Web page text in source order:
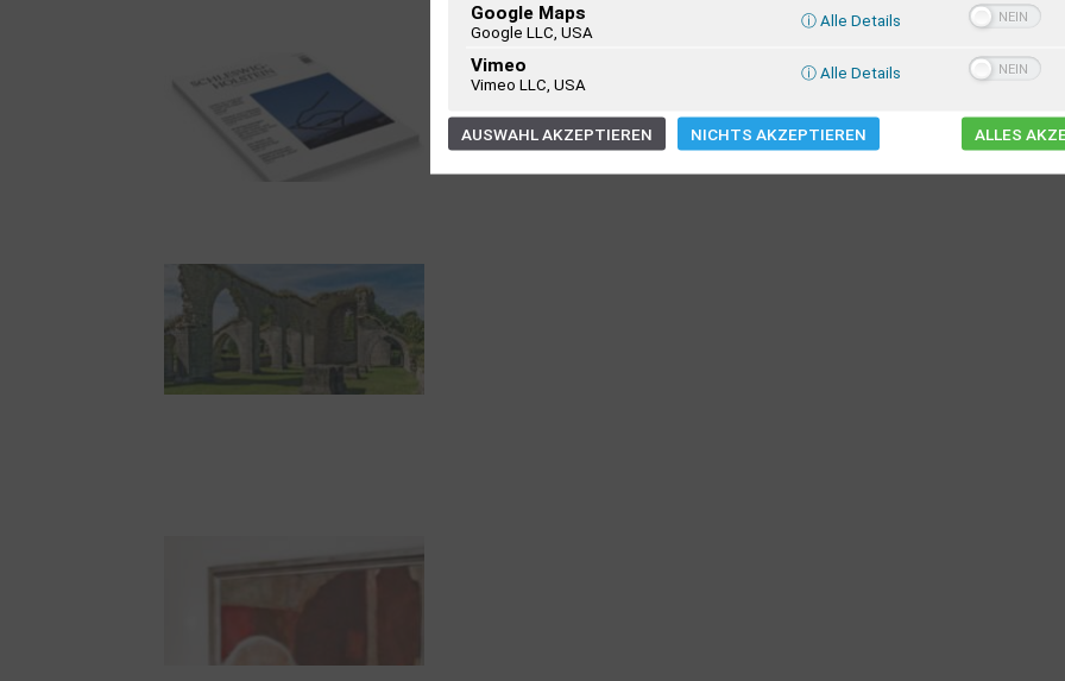
Google Maps
Google LLC, USA
ⓘ Alle Details
Vimeo
Vimeo LLC, USA
ⓘ Alle Details
AUSWAHL AKZEPTIEREN NICHTS AKZEPTIEREN ALLES